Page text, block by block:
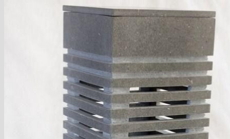
Hľadať:
Žiadne produkty v košíku.